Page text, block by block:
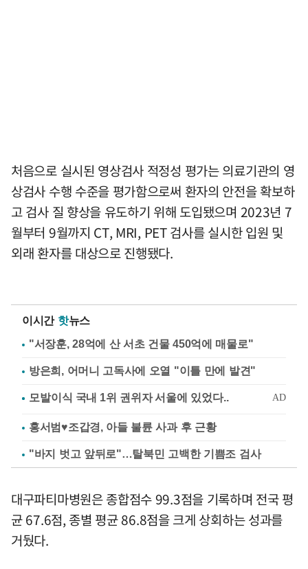
처음으로 실시된 영상검사 적정성 평가는 의료기관의 영
상검사 수행 수준을 평가함으로써 환자의 안전을 확보하
고 검사 질 향상을 유도하기 위해 도입됐으며 2023년 7
월부터 9월까지 CT, MRI, PET 검사를 실시한 입원 및
외래 환자를 대상으로 진행됐다.
이시간 핫뉴스
"서장훈, 28억에 산 서초 건물 450억에 매물로"
방은희, 어머니 고독사에 오열 "이틀 만에 발견"
홍서범♥조갑경, 아들 불륜 사과 후 근황
"바지 벗고 앞뒤로"…탈북민 고백한 기쁨조 검사
대구파티마병원은 종합점수 99.3점을 기록하며 전국 평
균 67.6점, 종별 평균 86.8점을 크게 상회하는 성과를
거뒀다.